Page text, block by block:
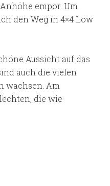
empor. Um
den Weg in 4×4 Low
Aussicht auf das
auch die vielen
wachsen. Am
die wie